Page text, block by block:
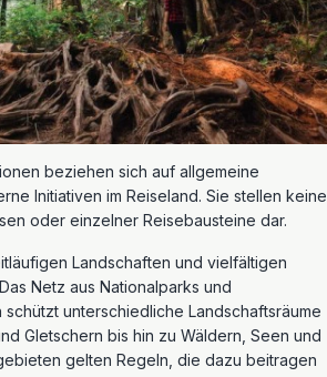
beziehen sich auf allgemeine
Initiativen im Reiseland. Sie stellen keine
oder einzelner Reisebausteine dar.
Landschaften und vielfältigen
Netz aus Nationalparks und
unterschiedliche Landschaftsräume
Gletschern bis hin zu Wäldern, Seen und
gelten Regeln, die dazu beitragen